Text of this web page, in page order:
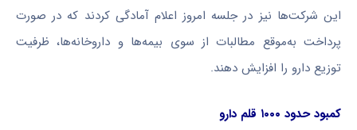
این شرکت‌ها نیز در جلسه امروز اعلام آمادگی کردند که در صورت
پرداخت به‌موقع مطالبات از سوی بیمه‌ها و داروخانه‌ها، ظرفیت
توزیع دارو را افزایش دهند.
کمبود حدود ۱۰۰۰ قلم دارو